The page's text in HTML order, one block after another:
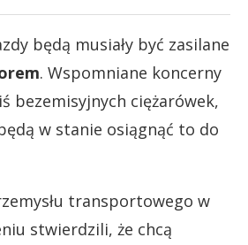
będą musiały być zasilane
. Wspomniane koncerny
bezemisyjnych ciężarówek,
w stanie osiągnąć to do
transportowego w
stwierdzili, że chcą